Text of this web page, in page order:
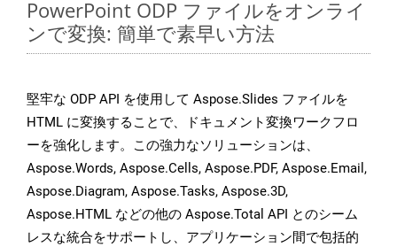
PowerPoint ODP ファイルをオンライ
ンで変換: 簡単で素早い方法
堅牢な ODP API を使用して Aspose.Slides ファイルを
HTML に変換することで、ドキュメント変換ワークフロ
ーを強化します。この強力なソリューションは、
Aspose.Words, Aspose.Cells, Aspose.PDF, Aspose.Email,
Aspose.Diagram, Aspose.Tasks, Aspose.3D,
Aspose.HTML などの他の Aspose.Total API とのシーム
レスな統合をサポートし、アプリケーション間で包括的